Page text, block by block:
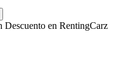
en RentingCarz